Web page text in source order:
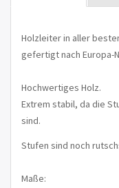
Holzleiter in aller
gefertigt nach Europa-
Hochwertiges Holz.
Extrem stabil, da die
sind.
Stufen sind noch
Maße: